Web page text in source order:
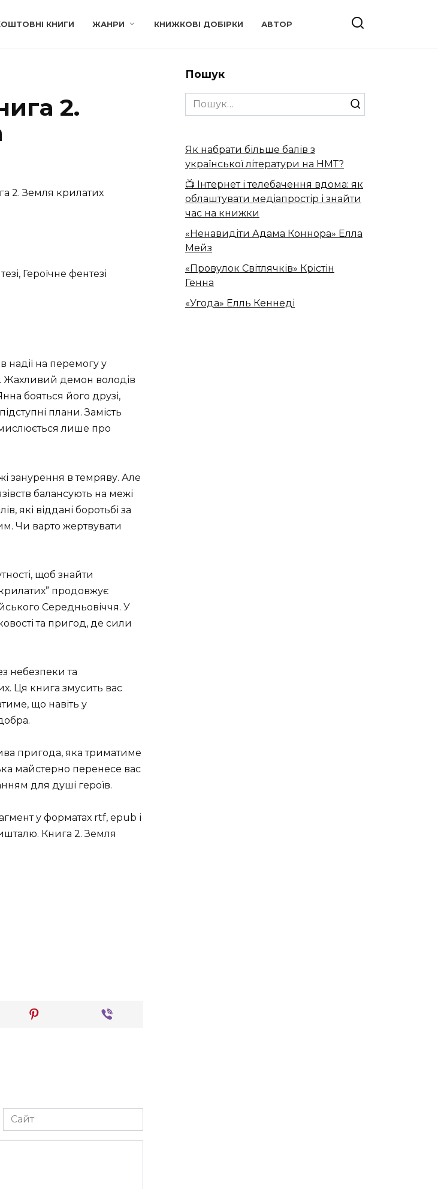
КНИГИ ЖАНРИ КНИЖКОВІ ДОБІРКИ АВТОР
2.
2. Земля крилатих
Героїчне фентезі
надії на перемогу у
Жахливий демон володів
бояться його друзі,
плани. Замість
лише про
занурення в темряву. Але
балансують на межі
які віддані боротьбі за
Чи варто жертвувати
щоб знайти
продовжує
Середньовіччя. У
та пригод, де сили
небезпеки та
Ця книга змусить вас
що навіть у
пригода, яка триматиме
майстерно перенесе вас
для душі героїв.
у форматах rtf, epub і
Книга 2. Земля
Сайт
Пошук
Search
for:
Як набрати більше балів з
української літератури на НМТ?
📺 Інтернет і телебачення вдома: як
облаштувати медіапростір і знайти
час на книжки
«Ненавидіти Адама Коннора» Елла
Мейз
«Провулок Світлячків» Крістін
Генна
«Угода» Елль Кеннеді